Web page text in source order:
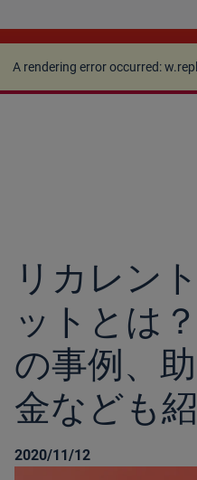
A rendering error
function.
A rendering error occurred:
リカレン
ットとは
の事例、
金なども
2020/11/12